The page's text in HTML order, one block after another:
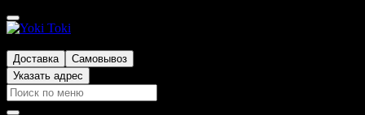
Доставка
Самовывоз
Указать адрес